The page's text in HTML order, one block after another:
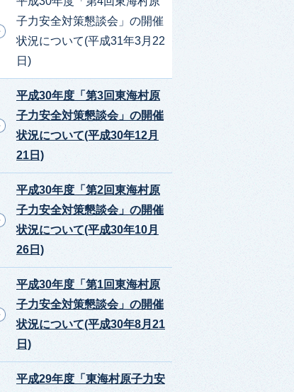
子力安全対策懇談会」の開催
状況について(平成31年3月22
日)
平成30年度「第3回東海村原
子力安全対策懇談会」の開催
状況について(平成30年12月
21日)
平成30年度「第2回東海村原
子力安全対策懇談会」の開催
状況について(平成30年10月
26日)
平成30年度「第1回東海村原
子力安全対策懇談会」の開催
状況について(平成30年8月21
日)
平成29年度「東海村原子力安